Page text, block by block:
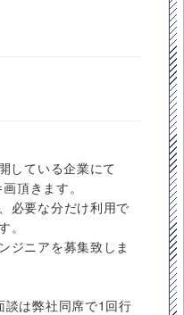
している企業にて
頂きます。
必要な分だけ利用で
。
ジニアを募集致しま
は弊社同席で1回行